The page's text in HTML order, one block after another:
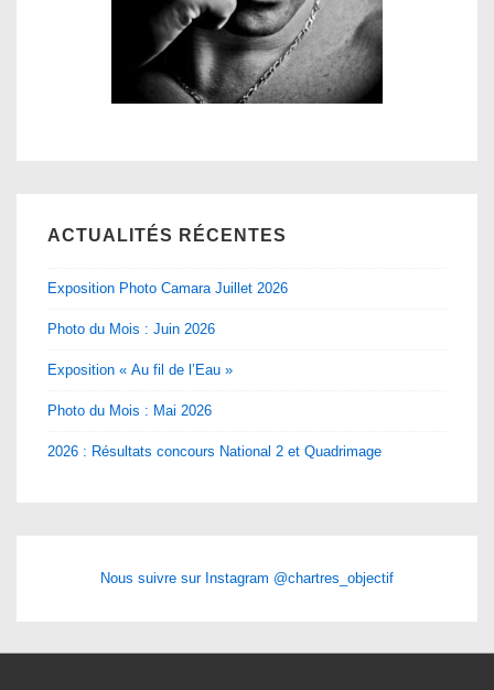
ACTUALITÉS RÉCENTES
Exposition Photo Camara Juillet 2026
Photo du Mois : Juin 2026
Exposition « Au fil de l’Eau »
Photo du Mois : Mai 2026
2026 : Résultats concours National 2 et Quadrimage
Nous suivre sur Instagram @chartres_objectif